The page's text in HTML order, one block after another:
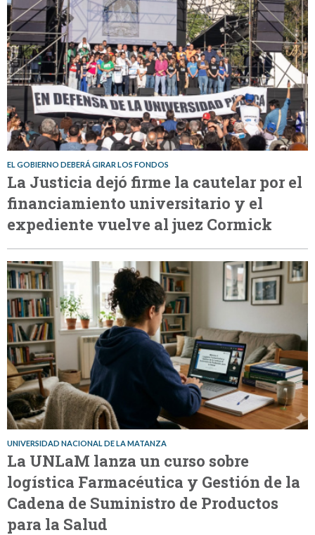
EL GOBIERNO DEBERÁ GIRAR LOS FONDOS
La Justicia dejó firme la cautelar por el
financiamiento universitario y el
expediente vuelve al juez Cormick
UNIVERSIDAD NACIONAL DE LA MATANZA
La UNLaM lanza un curso sobre
logística Farmacéutica y Gestión de la
Cadena de Suministro de Productos
para la Salud